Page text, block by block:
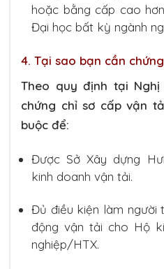
hoặc bằng cấp cao
Đại học bất kỳ ngành
4. Tại sao bạn cần
Theo quy định tại Nghị
chứng chỉ sơ cấp vận
buộc để:
Được Sở Xây dựng
kinh doanh vận tải.
Đủ điều kiện làm người
động vận tải cho Hộ
nghiệp/HTX.